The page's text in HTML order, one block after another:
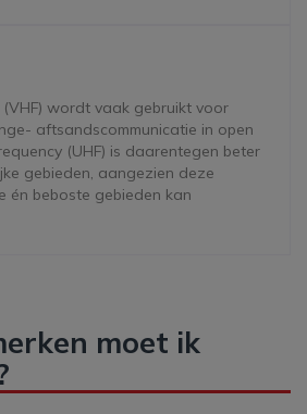
(VHF) wordt vaak gebruikt voor
aftsandscommunicatie in open
(UHF) is daarentegen beter
gebieden, aangezien deze
én beboste gebieden kan
moet ik